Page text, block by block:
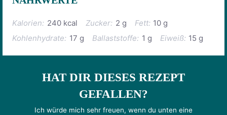
Kalorien: 240 kcal Zucker: 2 g Fett: 10 g
Kohlenhydrate: 17 g Ballaststoffe: 1 g Eiweiß: 15 g
HAT DIR DIESES REZEPT
GEFALLEN?
Ich würde mich sehr freuen, wenn du unten eine